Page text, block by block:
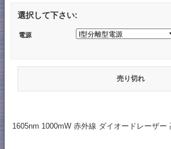
選択して下さい:
電源
売り切れ
1605nm 1000mW 赤外線 ダイオードレーザー